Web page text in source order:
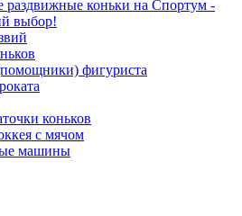
раздвижные коньки на Спортум -
выбор!
фигуриста
коньков
с мячом
машины